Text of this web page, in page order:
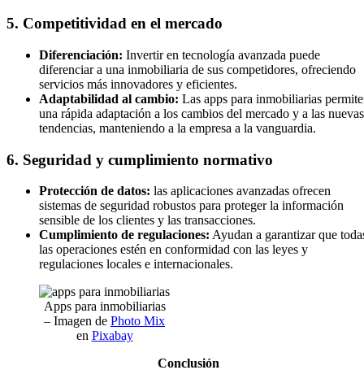
5. Competitividad en el mercado
Diferenciación: Invertir en tecnología avanzada puede
diferenciar a una inmobiliaria de sus competidores, ofreciendo
servicios más innovadores y eficientes.
Adaptabilidad al cambio: Las apps para inmobiliarias
una rápida adaptación a los cambios del mercado y a las nuevas
tendencias, manteniendo a la empresa a la vanguardia.
6. Seguridad y cumplimiento normativo
Protección de datos: las aplicaciones avanzadas ofrecen
sistemas de seguridad robustos para proteger la información
sensible de los clientes y las transacciones.
Cumplimiento de regulaciones: Ayudan a garantizar que
las operaciones estén en conformidad con las leyes y
regulaciones locales e internacionales.
Apps para inmobiliarias
– Imagen de Photo Mix
en Pixabay
Conclusión